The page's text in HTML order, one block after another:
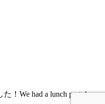
！We had a lunch party!